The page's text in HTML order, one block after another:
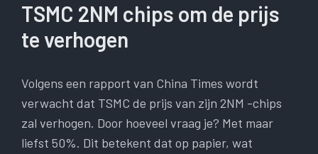
TSMC 2NM chips om de prijs
te verhogen
Volgens een rapport van China Times wordt
verwacht dat TSMC de prijs van zijn 2NM -chips
zal verhogen. Door hoeveel vraag je? Met maar
liefst 50%. Dit betekent dat op papier, wat